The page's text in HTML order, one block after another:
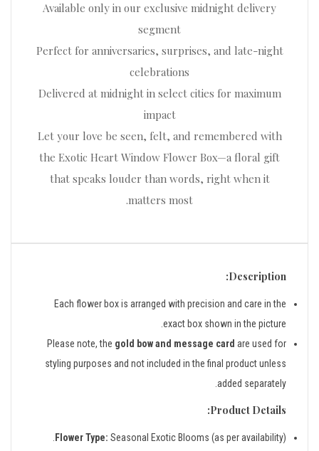
Available only in our exclusive midnight delivery
segment
Perfect for anniversaries, surprises, and late-night
celebrations
Delivered at midnight in select cities for maximum
impact
Let your love be seen, felt, and remembered with
the Exotic Heart Window Flower Box—a floral gift
that speaks louder than words, right when it
matters most.
Description:
Each flower box is arranged with precision and care in the
exact box shown in the picture.
Please note, the gold bow and message card are used for
styling purposes and not included in the final product unless
added separately.
Product Details:
Flower Type: Seasonal Exotic Blooms (as per availability).